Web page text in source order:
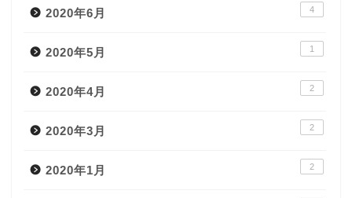
2020年6月 4
2020年5月 1
2020年4月 2
2020年3月 2
2020年1月 2